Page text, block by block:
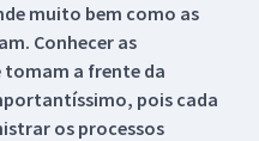
muito bem como as
Conhecer as
tomam a frente da
pois cada
os processos